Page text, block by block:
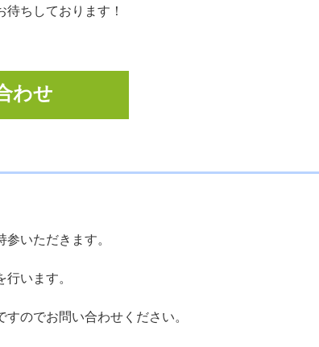
ちしております！
わせ
いただきます。
います。
のでお問い合わせください。